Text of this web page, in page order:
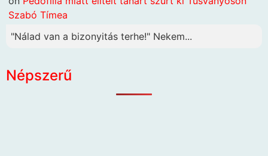
Szabó Tímea
"Nálad van a bizonyitás terhe!" Nekem...
Népszerű